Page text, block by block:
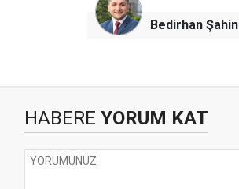
Bedirhan Şahin
HABERE YORUM KAT